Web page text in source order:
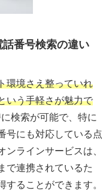
番号検索の違い
環境さえ整っていれ
いう手軽さが魅力で
検索が可能で、特に
号にも対応している点
ラインサービスは、
で連携されているた
ることができます。